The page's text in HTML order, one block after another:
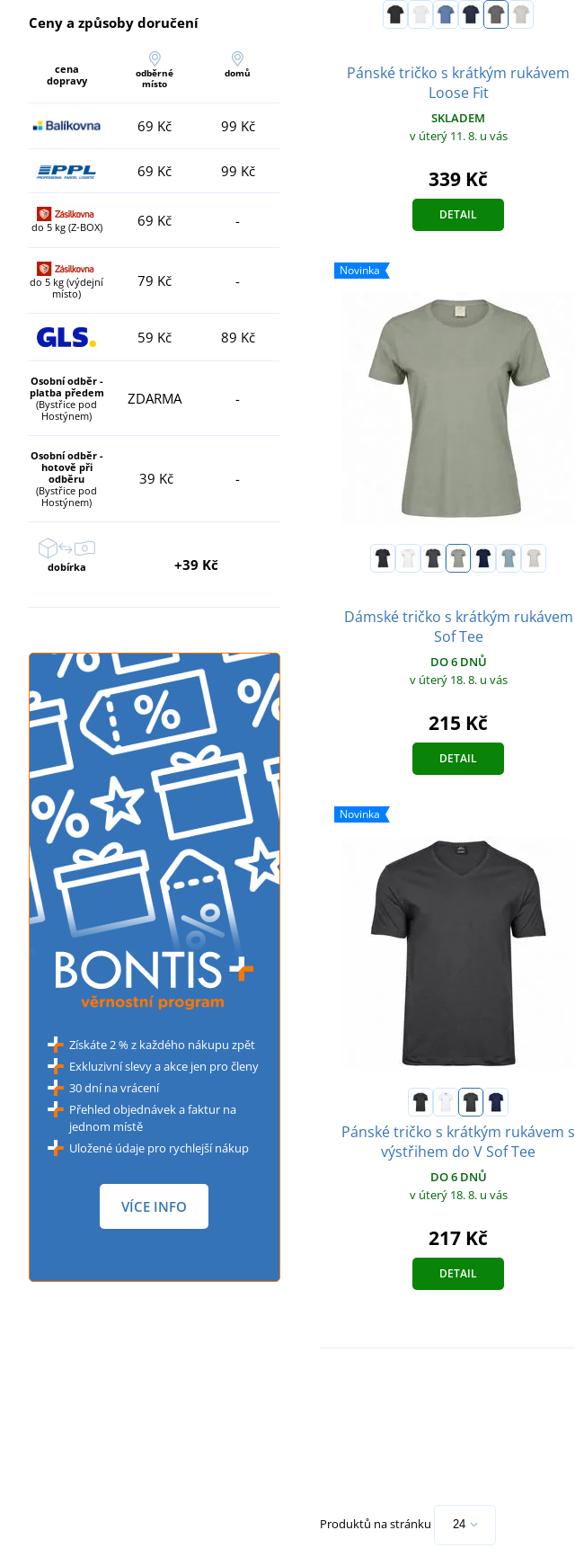
Ceny a způsoby doručení
cena
dopravy
odběrné
místo
domů
69 Kč 99 Kč
69 Kč 99 Kč
do 5 kg (Z-BOX) 69 Kč -
do 5 kg (výdejní
místo)
79 Kč -
59 Kč 89 Kč
Osobní odběr -
platba předem
(Bystřice pod
Hostýnem)
ZDARMA -
Osobní odběr -
hotově při
odběru
(Bystřice pod
Hostýnem)
39 Kč -
dobírka +39 Kč
Získáte 2 % z každého nákupu zpět
Exkluzivní slevy a akce jen pro členy
30 dní na vrácení
Přehled objednávek a faktur na
jednom místě
Uložené údaje pro rychlejší nákup
VÍCE INFO
Pánské tričko s krátkým rukávem
Loose Fit
SKLADEM
v úterý 11. 8. u vás
339 Kč
DETAIL
Novinka
Dámské tričko s krátkým rukávem
Sof Tee
DO 6 DNŮ
v úterý 18. 8. u vás
215 Kč
DETAIL
Novinka
Pánské tričko s krátkým rukávem s
výstřihem do V Sof Tee
DO 6 DNŮ
v úterý 18. 8. u vás
217 Kč
DETAIL
Produktů na stránku